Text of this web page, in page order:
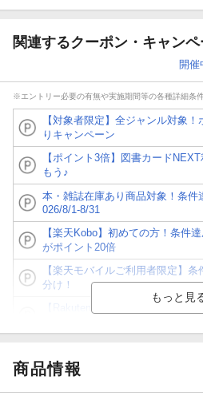
関連するクーポン・キャン
開催
※エントリー必要の有無や実施期間等の各種詳細条
【対象者限定】全ジャンル対象
りキャンペーン
【ポイント3倍】図書カード
もう♪
本・雑誌在庫あり商品対象！条件
026/8/1-8/31
【楽天Kobo】初めての方！条件
がポイント20倍
【楽天モバイルご利用者限定】
分け！
が当たる！
商品情報